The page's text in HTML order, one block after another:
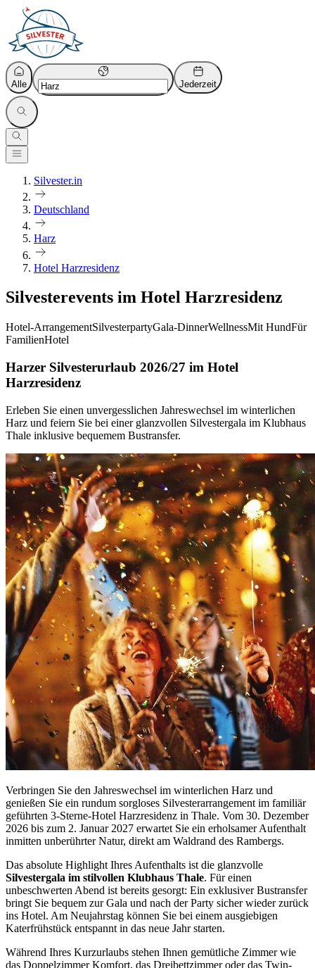
Alle Jederzeit
Silvester.in
Deutschland
Harz
Hotel Harzresidenz
Silvesterevents im Hotel Harzresidenz
Hotel-ArrangementSilvesterpartyGala-DinnerWellnessMit HundFür
FamilienHotel
Harzer Silvesterurlaub 2026/27 im Hotel
Harzresidenz
Erleben Sie einen unvergesslichen Jahreswechsel im winterlichen
Harz und feiern Sie bei einer glanzvollen Silvestergala im Klubhaus
Thale inklusive bequemem Bustransfer.
Verbringen Sie den Jahreswechsel im winterlichen Harz und
genießen Sie ein rundum sorgloses Silvesterarrangement im familiär
geführten 3-Sterne-Hotel Harzresidenz in Thale. Vom 30. Dezember
2026 bis zum 2. Januar 2027 erwartet Sie ein erholsamer Aufenthalt
inmitten unberührter Natur, direkt am Waldrand des Rambergs.
Das absolute Highlight Ihres Aufenthalts ist die glanzvolle
Silvestergala im stilvollen Klubhaus Thale. Für einen
unbeschwerten Abend ist bereits gesorgt: Ein exklusiver Bustransfer
bringt Sie bequem zur Gala und nach der Party sicher wieder zurück
ins Hotel. Am Neujahrstag können Sie bei einem ausgiebigen
Katerfrühstück entspannt in das neue Jahr starten.
Während Ihres Kurzurlaubs stehen Ihnen gemütliche Zimmer wie
das Doppelzimmer Komfort, das Dreibettzimmer oder das Twin-